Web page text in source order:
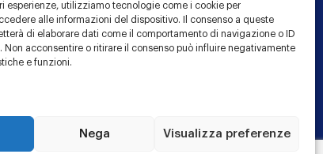
esperienze, utilizziamo tecnologie come i cookie per
alle informazioni del dispositivo. Il consenso a queste
di elaborare dati come il comportamento di navigazione o ID
Non acconsentire o ritirare il consenso può influire negativamente
e funzioni.
Nega Visualizza preferenze